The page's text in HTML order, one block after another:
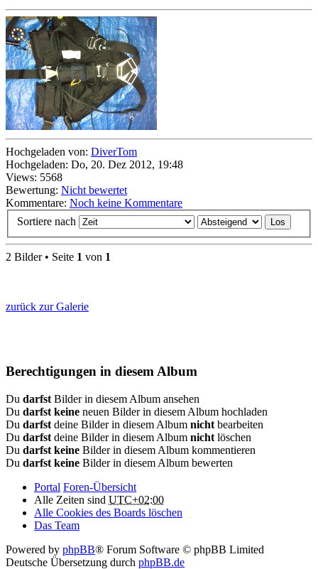
Hochgeladen von: DiverTom
Hochgeladen: Do, 20. Dez 2012, 19:48
Views: 5568
Bewertung: Nicht bewertet
Kommentare: Noch keine Kommentare
Sortiere nach
2 Bilder • Seite 1 von 1
zurück zur Galerie
Berechtigungen in diesem Album
Du darfst Bilder in diesem Album ansehen
Du darfst keine neuen Bilder in diesem Album hochladen
Du darfst deine Bilder in diesem Album nicht bearbeiten
Du darfst deine Bilder in diesem Album nicht löschen
Du darfst keine Bilder in diesem Album kommentieren
Du darfst keine Bilder in diesem Album bewerten
Portal Foren-Übersicht
Alle Zeiten sind UTC+02:00
Alle Cookies des Boards löschen
Das Team
Powered by phpBB® Forum Software © phpBB Limited
Deutsche Übersetzung durch phpBB.de